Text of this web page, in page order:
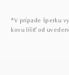
*V prípade šperku
kovu líšiť od